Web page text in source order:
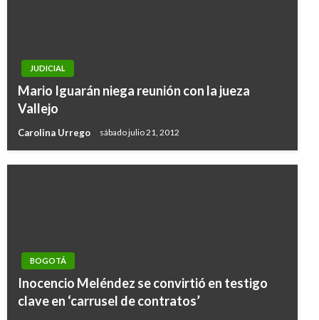
JUDICIAL
Mario Iguarán niega reunión con la jueza
Vallejo
Carolina Urrego sábado julio 21, 2012
BOGOTÁ
Inocencio Meléndez se convirtió en testigo
clave en ‘carrusel de contratos’